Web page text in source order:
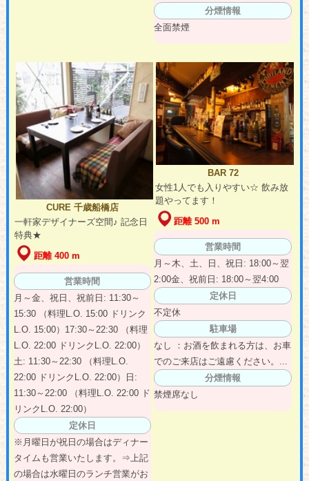
分煙情報
全面禁煙
CURE 千歳船橋店
一軒家デザイナーズ空間♪ 記念日
特典★
距離 400 m
営業時間
月～金、祝日、祝前日: 11:30～
15:30 （料理L.O. 15:00 ドリンク
L.O. 15:00）17:30～22:30 （料理
L.O. 22:00 ドリンクL.O. 22:00）
土: 11:30～22:30 （料理L.O.
22:00 ドリンクL.O. 22:00）日:
11:30～22:00 （料理L.O. 22:00 ド
リンクL.O. 22:00）
定休日
※月曜日が祝日の場合はディナー
タイムも営業いたします。⇒上記
の場合は水曜日のランチ営業がお
BAR 72
女性1人でも入りやすい☆ 飲み放
題やってます！
距離 500 m
営業時間
月～木、土、日、祝日: 18:00～翌
2:00金、祝前日: 18:00～翌4:00
定休日
不定休
駐車場
なし ：お酒を飲まれる方は、お車
でのご来店はご遠慮ください。...
分煙情報
禁煙席なし